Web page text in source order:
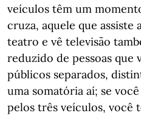
veículos têm um
cruza, aquele que assiste
teatro e vê televisão
reduzido de pessoas que
públicos separados,
uma somatória aí; se
pelos três veículos, você